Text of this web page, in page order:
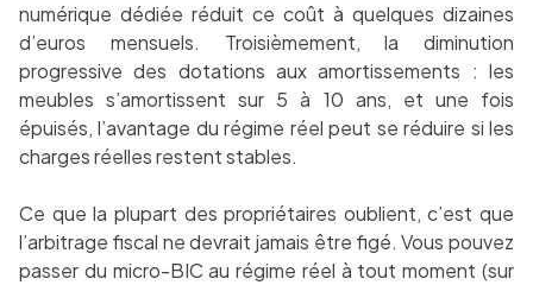
numérique dédiée réduit ce coût à quelques dizaines
d’euros mensuels. Troisièmement, la diminution
progressive des dotations aux amortissements : les
meubles s’amortissent sur 5 à 10 ans, et une fois
épuisés, l’avantage du régime réel peut se réduire si les
charges réelles restent stables.
Ce que la plupart des propriétaires oublient, c’est que
l’arbitrage fiscal ne devrait jamais être figé. Vous pouvez
passer du micro-BIC au régime réel à tout moment (sur